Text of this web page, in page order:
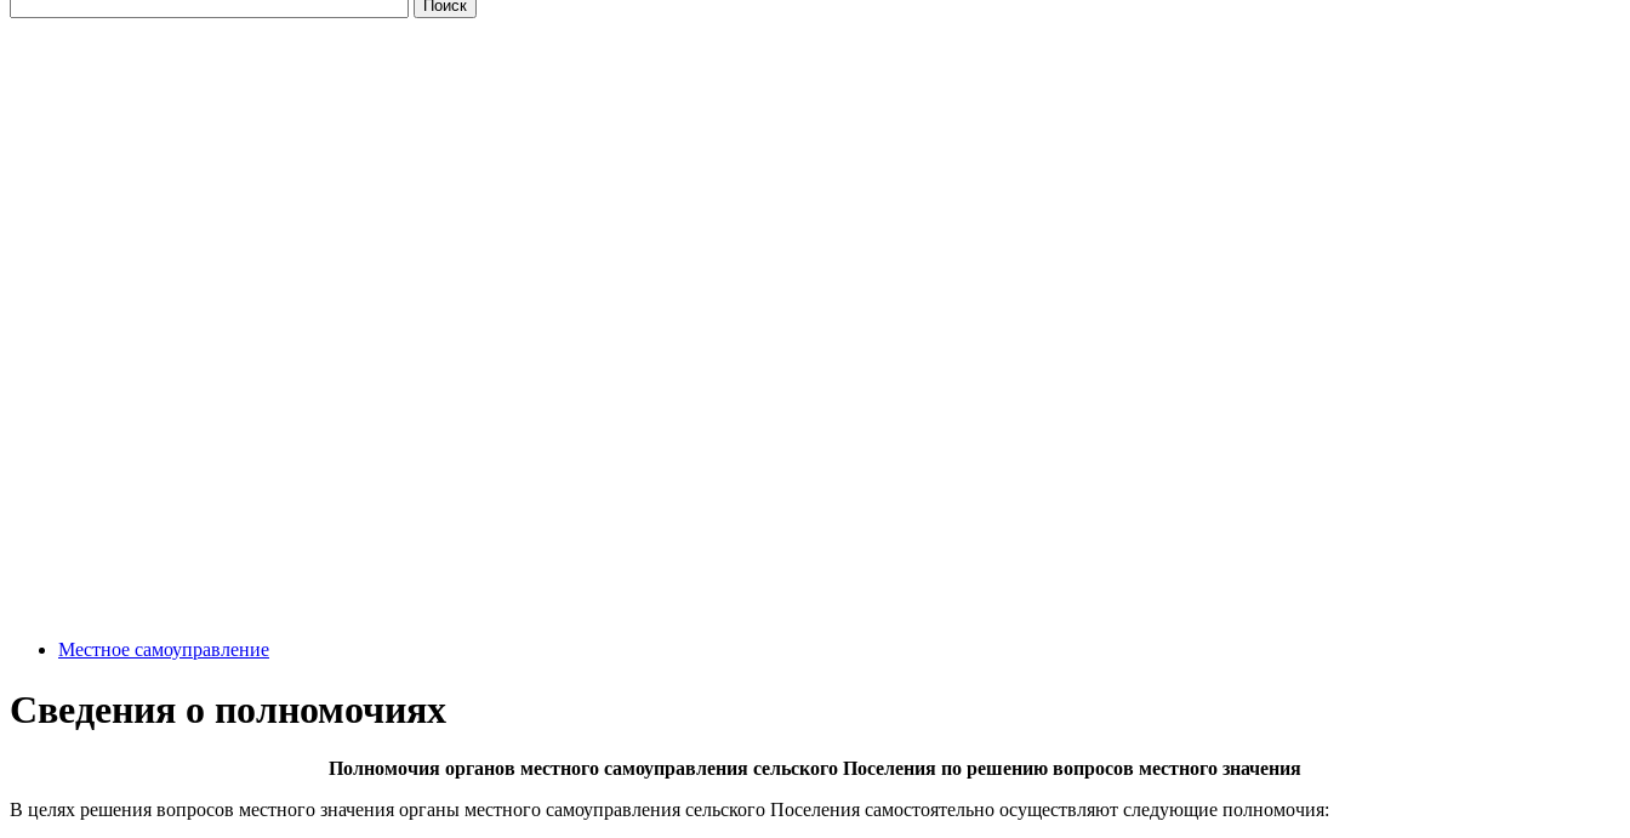
Местное самоуправление
Сведения о полномочиях
Полномочия органов местного самоуправления сельского Поселения по решению вопросов местного значения
В целях решения вопросов местного значения органы местного самоуправления сельского Поселения самостоятельно осуществляют следующие полномочия: